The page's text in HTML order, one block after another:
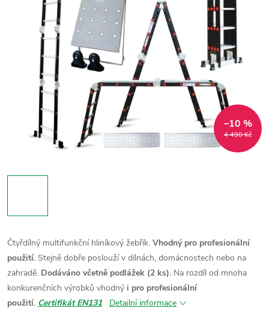
4 490 Kč
–10 %
Čtyřdílný multifunkční hliníkový žebřík. Vhodný pro profesionální
použití. Stejně dobře poslouží v dílnách, domácnostech nebo na
zahradě. Dodáváno včetně podlážek (2 ks). Na rozdíl od mnoha
konkurenčních výrobků vhodný i pro profesionální
použití. Certifikát EN131 Detailní informace